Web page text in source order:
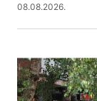
08.08.2026.